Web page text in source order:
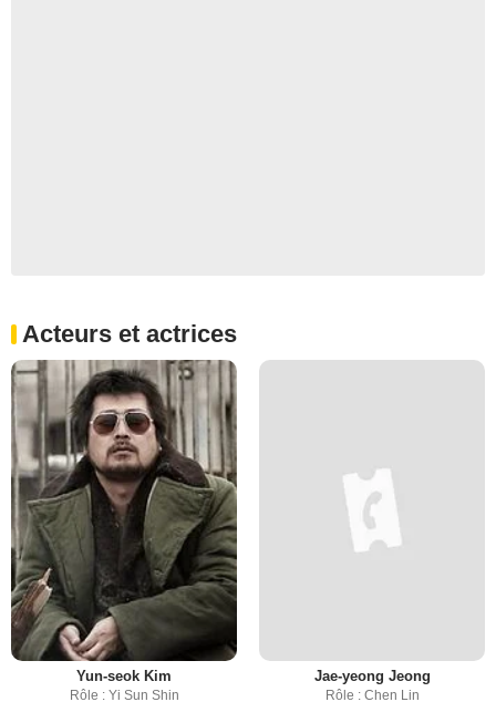
Acteurs et actrices
Yun-seok Kim
Rôle : Yi Sun Shin
Jae-yeong Jeong
Rôle : Chen Lin